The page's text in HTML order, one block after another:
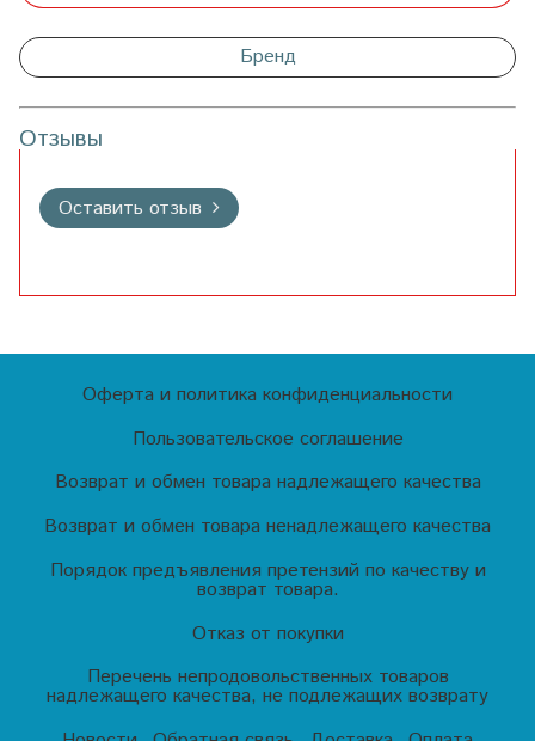
Бренд
Отзывы
Оставить отзыв
Оферта и политика конфиденциальности
Пользовательское соглашение
Возврат и обмен товара надлежащего качества
Возврат и обмен товара ненадлежащего качества
Порядок предъявления претензий по качеству и
возврат товара.
Отказ от покупки
Перечень непродовольственных товаров
надлежащего качества, не подлежащих возврату